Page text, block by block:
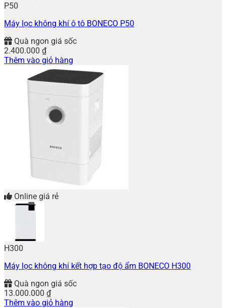
P50
Máy lọc không khí ô tô BONECO P50
Quà ngon giá sốc
2.400.000 ₫
Thêm vào giỏ hàng
Online giá rẻ
H300
Máy lọc không khí kết hợp tạo độ ẩm BONECO H300
Quà ngon giá sốc
13.000.000 ₫
Thêm vào giỏ hàng